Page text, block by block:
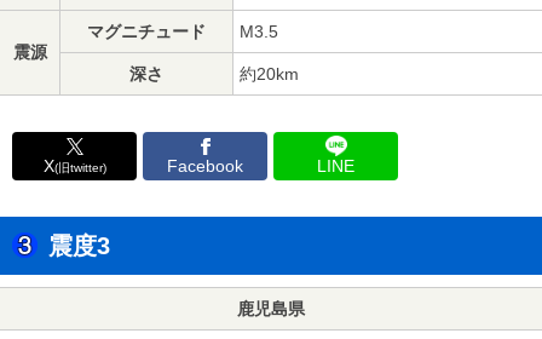
震源
マグニチュード M3.5
深さ 約20km
X(旧twitter) Facebook LINE
震度3
鹿児島県